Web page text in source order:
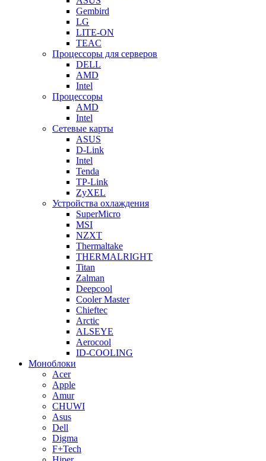
Gembird
LG
LITE-ON
TEAC
Процессоры для серверов
DELL
AMD
Intel
Процессоры
AMD
Intel
Сетевые карты
ASUS
D-Link
Intel
Tenda
TP-Link
ZyXEL
Устройства охлаждения
SuperMicro
MSI
NZXT
Thermaltake
THERMALRIGHT
Titan
Zalman
Deepcool
Cooler Master
Chieftec
Arctic
ALSEYE
Aerocool
ID-COOLING
Моноблоки
Acer
Apple
Amur
CHUWI
Asus
Dell
Digma
F+Tech